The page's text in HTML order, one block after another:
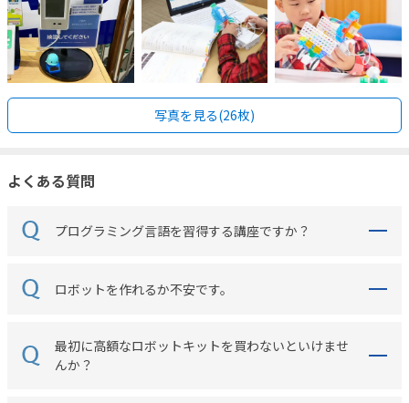
写真を見る(26枚)
よくある質問
プログラミング言語を習得する講座ですか？
ロボットを作れるか不安です。
最初に高額なロボットキットを買わないといけませ
んか？